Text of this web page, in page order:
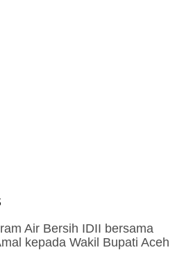
Air Bersih IDII bersama
kepada Wakil Bupati Aceh